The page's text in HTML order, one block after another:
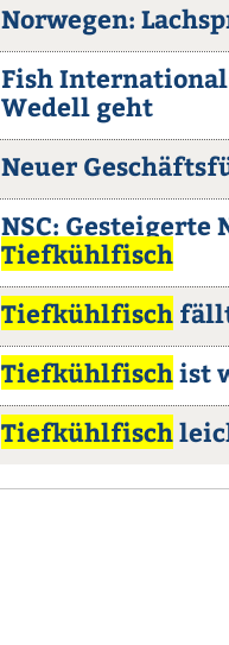
Norwegen:
Fish
Wedell geht
Neuer
NSC: Gesteigerte
Tiefkühlfisch
Tiefkühlfisch
Tiefkühlfischist
Tiefkühlfisch